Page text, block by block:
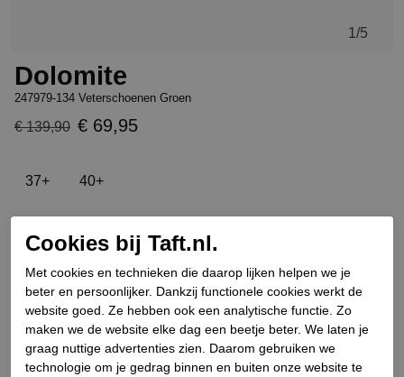
1 /5
Dolomite
247979-134 Veterschoenen Groen
€ 139,90 € 69,95
37+ 40+
Plaats in winkeltas
Selecteer eerst een maat
Binnen 2-3 werkdagen. I.V.M. drukte bij PostNL kan
het langer duren dan u gewend bent
GRATIS levering vanaf € 75,- (m.u.v. sale)*
Cookies bij Taft.nl.
Met cookies en technieken die daarop lijken helpen we je
beter en persoonlijker. Dankzij functionele cookies werkt de
website goed. Ze hebben ook een analytische functie. Zo
maken we de website elke dag een beetje beter. We laten je
graag nuttige advertenties zien. Daarom gebruiken we
technologie om je gedrag binnen en buiten onze website te